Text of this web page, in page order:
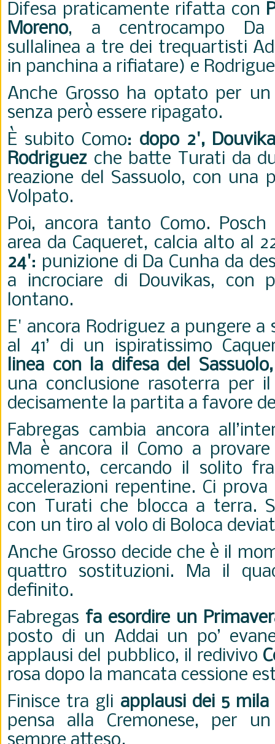
Difesa praticamente rifatta con
Moreno, a centrocampo Da
sullalinea a tre dei trequartisti
in panchina a rifiatare) e
Anche Grosso ha optato per
senza però essere ripagato.
È subito Como: dopo 2',
Rodriguez che batte Turati da
reazione del Sassuolo, con una
Volpato.
Poi, ancora tanto Como.
area da Caqueret, calcia alto al
24': punizione di Da Cunha da
a incrociare di Douvikas, con
lontano.
E' ancora Rodriguez a pungere a
al 41’ di un ispiratissimo
linea con la difesa del
una conclusione rasoterra per
decisamente la partita a favore
Fabregas cambia ancora
Ma è ancora il Como a
momento, cercando il solito
accelerazioni repentine. Ci
con Turati che blocca a terra.
con un tiro al volo di Boloca
Anche Grosso decide che è il
quattro sostituzioni. Ma il
definito.
Fabregas fa esordire un
posto di un Addai un po’
applausi del pubblico, il redivivo
rosa dopo la mancata cessione
Finisce tra gli applausi dei 5
pensa alla Cremonese, per